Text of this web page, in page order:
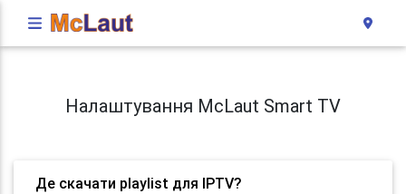
Налаштування McLaut Smart TV
Де скачати playlist для IPTV?